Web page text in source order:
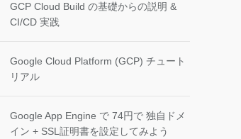
GCP Cloud Build の基礎からの説明 &
CI/CD 実践
Google Cloud Platform (GCP) チュート
リアル
Google App Engine で 74円で 独自ドメ
イン + SSL証明書を設定してみよう